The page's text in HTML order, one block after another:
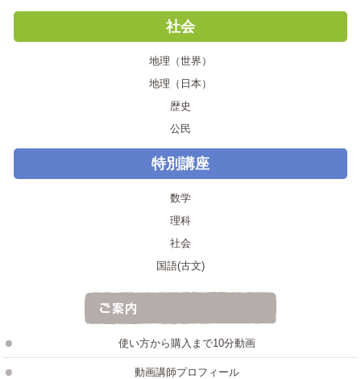
社会
地理（世界）
地理（日本）
歴史
公民
特別講座
数学
理科
社会
国語(古文)
使い方から購入まで10分動画
動画講師プロフィール